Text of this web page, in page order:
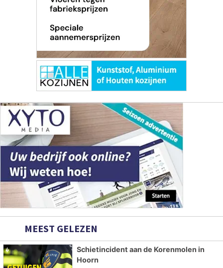
MEEST GELEZEN
Schietincident aan de Korenmolen in
Hoorn